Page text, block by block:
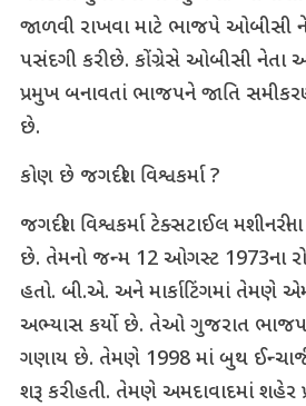
જાળવી રાખવા માટે ભાજપે ઓબીસી
પસંદગી કરી છે. કોંગ્રેસે ઓબીસી નેતા
પ્રમુખ બનાવતાં ભાજપને જાતિ
છે.
કોણ છે જગદીશ વિશ્વકર્મા ?
જગદીશ વિશ્વકર્મા ટેક્સટાઈલ
છે. તેમનો જન્મ 12 ઓગસ્ટ 1973ના
હતો. બી.એ. અને માર્કાટિંગમાં તેમણે
અભ્યાસ કર્યો છે. તેઓ ગુજરાત
ગણાય છે. તેમણે 1998 માં બુથ ઈન્ચાર્જ
શરૂ કરી હતી. તેમણે અમદાવાદમાં શહેર